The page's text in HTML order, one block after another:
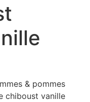
& pommes
chiboust vanille